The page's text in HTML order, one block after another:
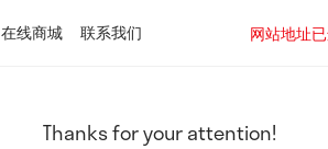
在线商城 联系我们
网站地址
Thanks for your attention!